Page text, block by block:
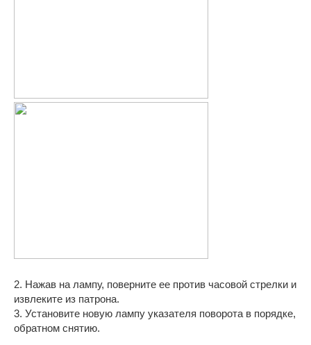
2. Нажав на лампу, поверните ее против часовой стрелки и
извлеките из патрона.
3. Установите новую лампу указателя поворота в порядке,
обратном снятию.